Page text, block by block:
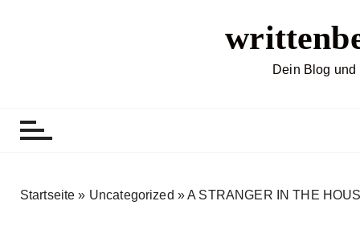
Dein Blog und
Startseite » Uncategorized »A STRANGER IN THE